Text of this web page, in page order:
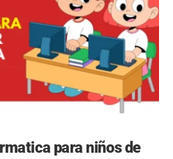
para niños de